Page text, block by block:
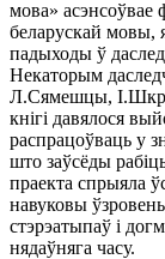
мова» асэнсоўвае
беларускай мовы,
падыходы ў
Некаторым
Л.Сямешцы,
кнігі давялося
распрацоўваць у
што заўсёды
праекта спрыяла
навуковы
стэрэатыпаў і
нядаўняга часу.